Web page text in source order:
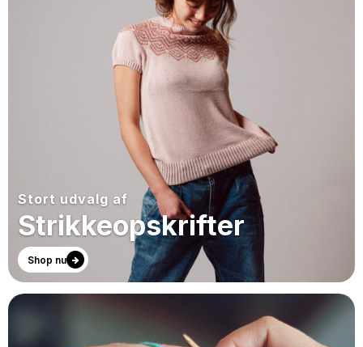
Stort udvalg af
Strikkeopskrifter
Shop nu